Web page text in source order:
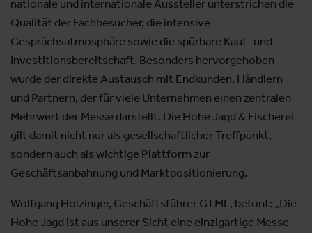
nationale und internationale Aussteller unterstrichen die
Qualität der Fachbesucher, die intensive
Gesprächsatmosphäre sowie die spürbare Kauf- und
Investitionsbereitschaft. Besonders hervorgehoben
wurde der direkte Austausch mit Endkunden, Händlern
und Partnern, der für viele Unternehmen einen zentralen
Mehrwert der Messe darstellt. Die Hohe Jagd & Fischerei
gilt damit nicht nur als gesellschaftlicher Treffpunkt,
sondern auch als wichtige Plattform zur
Geschäftsanbahnung und Marktpositionierung.
Wolfgang Holzinger, Geschäftsführer GTML, betont: „Die
Hohe Jagd ist aus unserer Sicht eine einzigartige Messe